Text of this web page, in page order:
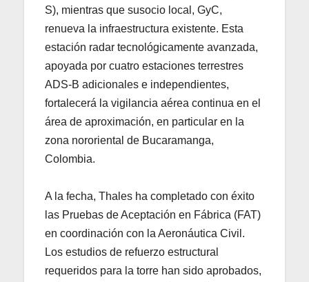
S), mientras que susocio local, GyC,
renueva la infraestructura existente. Esta
estación radar tecnológicamente avanzada,
apoyada por cuatro estaciones terrestres
ADS-B adicionales e independientes,
fortalecerá la vigilancia aérea continua en el
área de aproximación, en particular en la
zona nororiental de Bucaramanga,
Colombia.
A la fecha, Thales ha completado con éxito
las Pruebas de Aceptación en Fábrica (FAT)
en coordinación con la Aeronáutica Civil.
Los estudios de refuerzo estructural
requeridos para la torre han sido aprobados,